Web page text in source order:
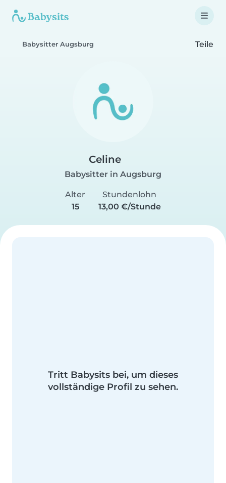
Babysitter Augsburg Teile
Celine
Babysitter in Augsburg
Alter
15
Stundenlohn
13,00 €/Stunde
Tritt Babysits bei, um dieses
vollständige Profil zu sehen.